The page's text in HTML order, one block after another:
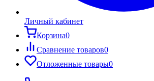
Личный кабинет
Корзина0
Сравнение товаров0
Отложенные товары0